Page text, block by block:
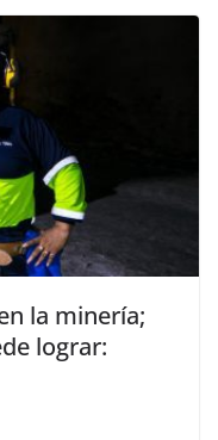
la minería;
lograr: